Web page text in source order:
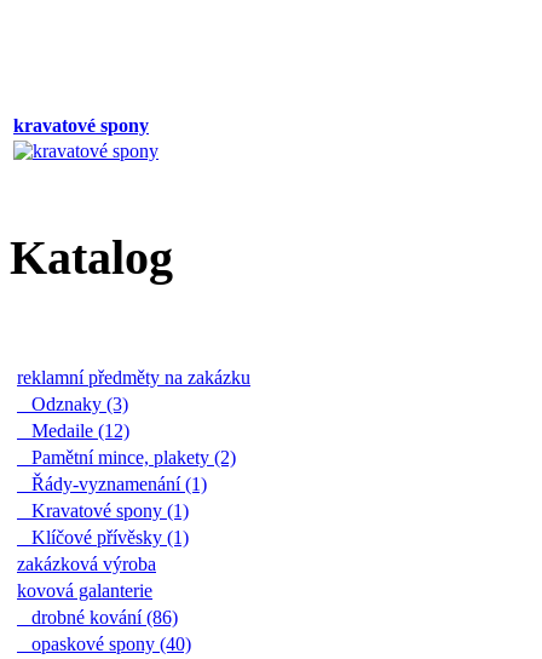
kravatové spony
Katalog
reklamní předměty na zakázku
Odznaky (3)
Medaile (12)
Pamětní mince, plakety (2)
Řády-vyznamenání (1)
Kravatové spony (1)
Klíčové přívěsky (1)
zakázková výroba
kovová galanterie
drobné kování (86)
opaskové spony (40)